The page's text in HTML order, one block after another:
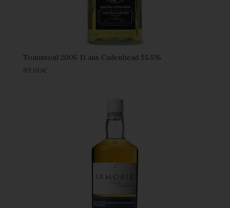
Tomintoul 2006 11 ans Cadenhead 55.5%
89,00€